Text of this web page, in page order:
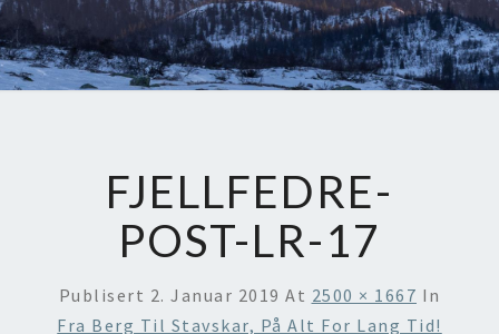
FJELLFEDRE-
POST-LR-17
Publisert 2. Januar 2019 At 2500 × 1667 In
Fra Berg Til Stavskar, På Alt For Lang Tid!